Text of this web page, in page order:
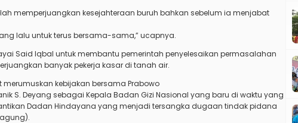
memperjuangkan kesejahteraan buruh bahkan sebelum ia menjabat
lalu untuk terus bersama-sama,” ucapnya.
Said Iqbal untuk membantu pemerintah penyelesaikan permasalahan
banyak pekerja kasar di tanah air.
kebijakan bersama Prabowo
S. Deyang sebagai Kepala Badan Gizi Nasional yang baru di waktu yang
Dadan Hindayana yang menjadi tersangka dugaan tindak pidana